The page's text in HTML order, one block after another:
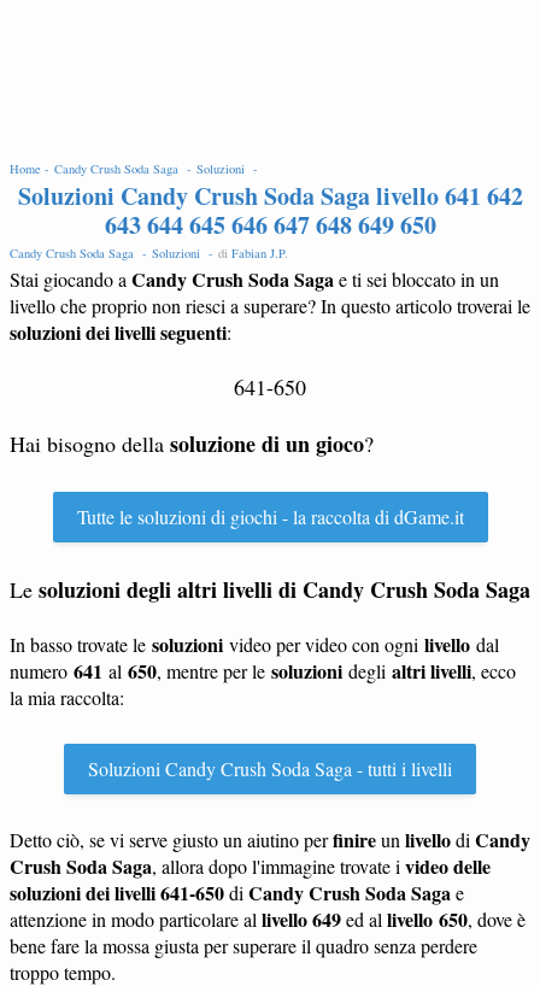
Home - Candy Crush Soda Saga - Soluzioni -
Soluzioni Candy Crush Soda Saga livello 641 642
643 644 645 646 647 648 649 650
Candy Crush Soda Saga - Soluzioni - di Fabian J.P.
Stai giocando a Candy Crush Soda Sagae ti sei bloccato in un
livello che proprio non riesci a superare? In questo articolo troverai le
soluzioni dei livelli seguenti:
641-650
Hai bisogno della soluzione di un gioco?
Tutte le soluzioni di giochi - la raccolta di dGame.it
Le soluzioni degli altri livelli di Candy Crush Soda Saga
In basso trovate le soluzioni video per video con ogni livello dal
numero 641 al 650, mentre per le soluzioni degli altri livelli, ecco
la mia raccolta:
Soluzioni Candy Crush Soda Saga - tutti i livelli
Detto ciò, se vi serve giusto un aiutino perfinireun livellodi Candy
Crush Soda Saga, allora dopo l'immagine trovate i video delle
soluzioni dei livelli 641-650di Candy Crush Soda Sagae
attenzione in modo particolare al livello 649ed al livello 650, dove è
bene fare la mossa giusta per superare il quadro senza perdere
troppo tempo.